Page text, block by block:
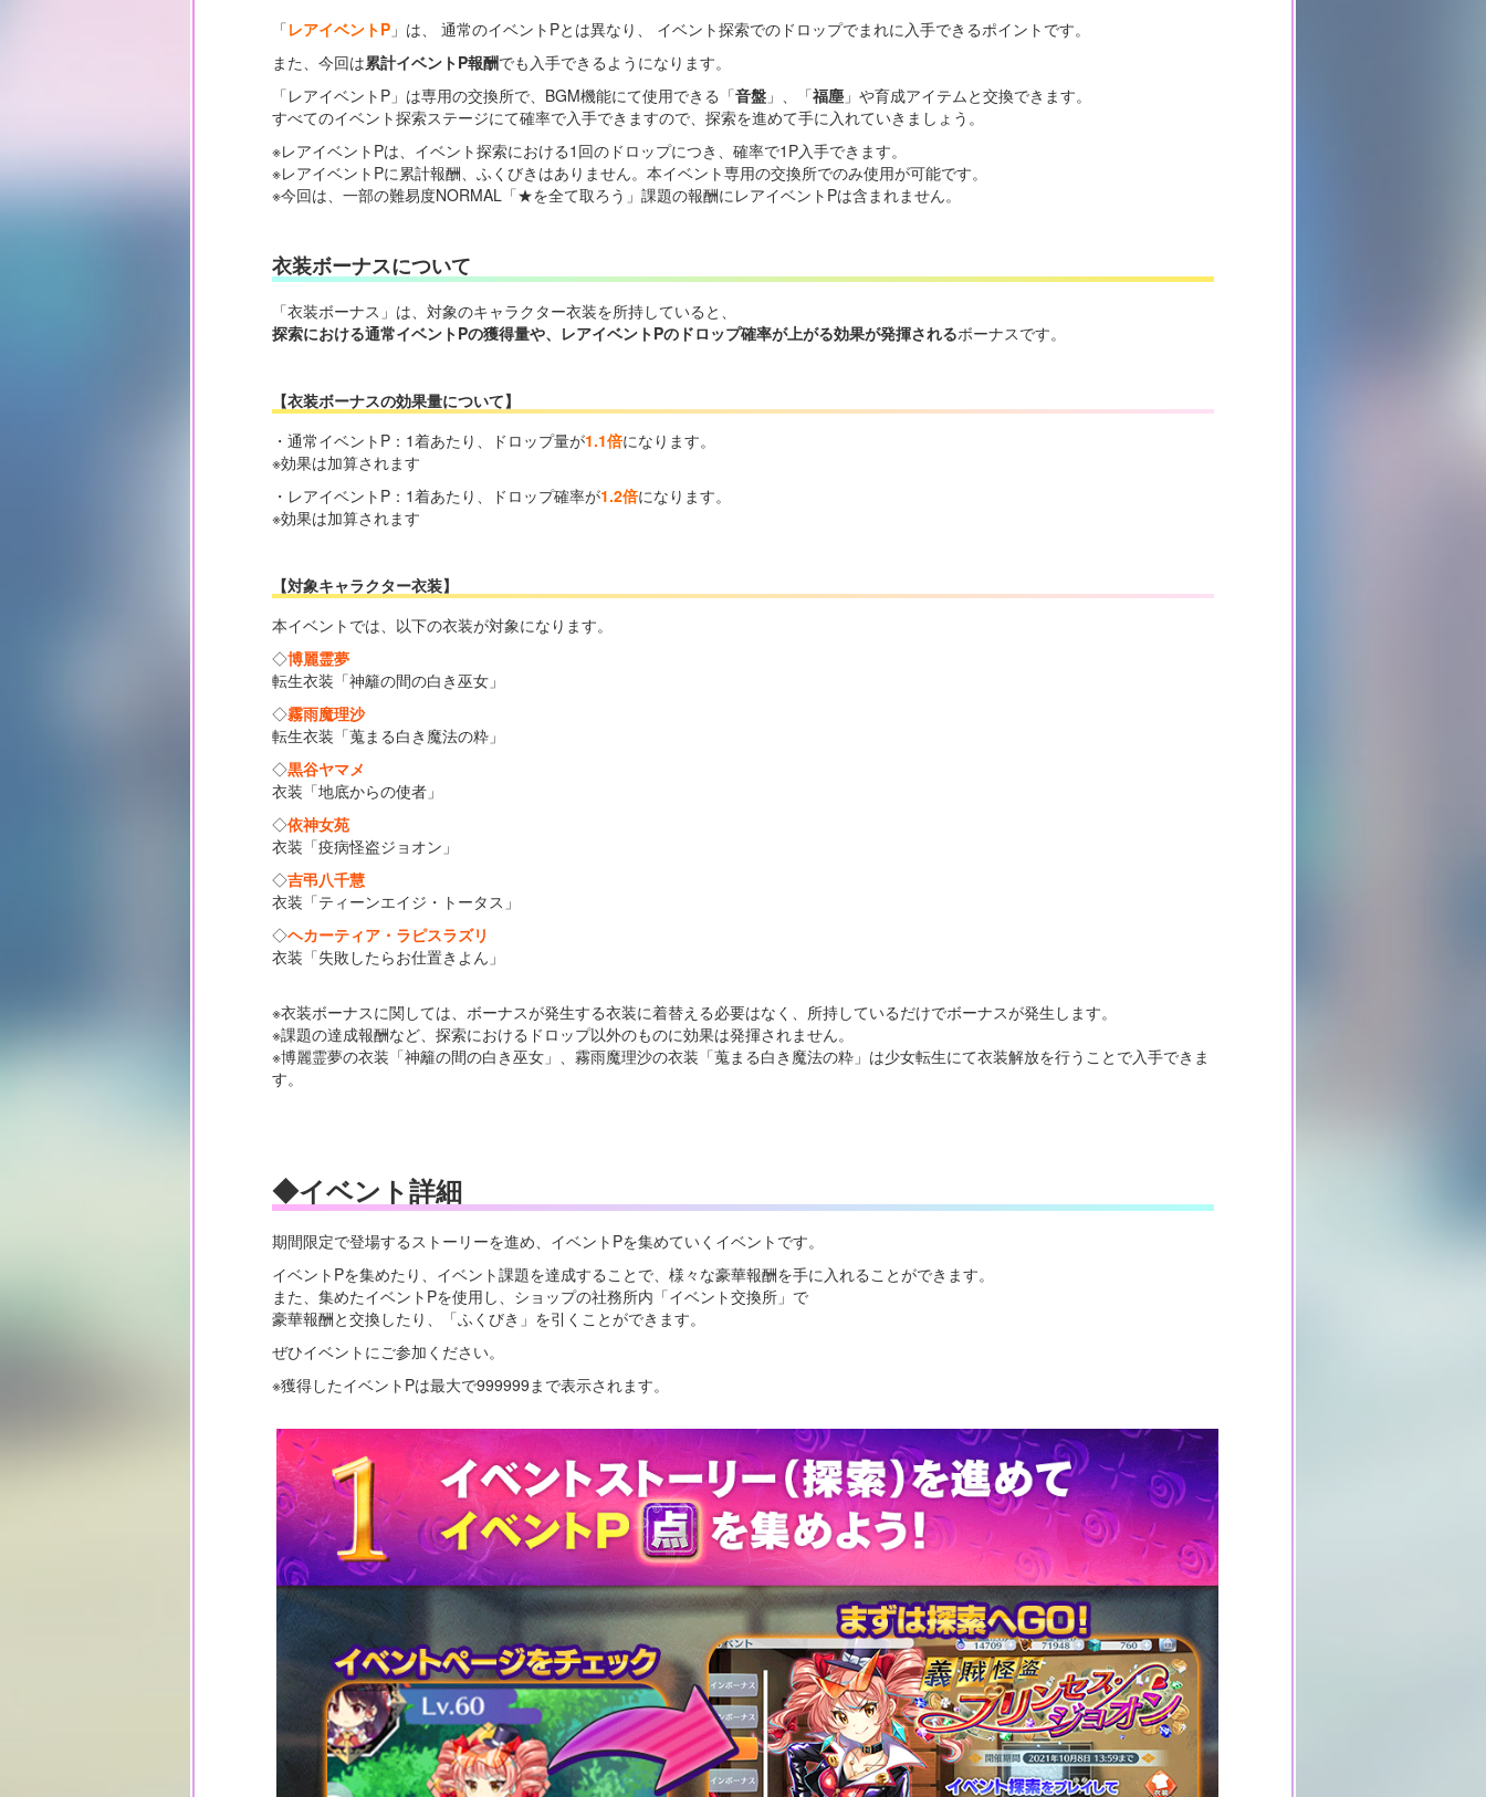
「レアイベントP 」は、 通常のイベントPとは異なり、 イベント探索でのドロップでまれに入手できるポイントです。
また、今回は累計イベントP報酬でも入手できるようになります。
「レアイベントP」は専用の交換所で、BGM機能にて使用できる「音盤 」、「福塵 」や育成アイテムと交換できます。
すべてのイベント探索ステージにて確率で入手できますので、探索を進めて手に入れていきましょう。
※レアイベントPは、イベント探索における1回のドロップにつき、確率で1P入手できます。
※レアイベントPに累計報酬、ふくびきはありません。本イベント専用の交換所でのみ使用が可能です。
※今回は、一部の難易度NORMAL「★を全て取ろう」課題の報酬にレアイベントPは含まれません。
衣装ボーナスについて
「衣装ボーナス」は、対象のキャラクター衣装を所持していると、
探索における通常イベントPの獲得量や、レアイベントPのドロップ確率が上がる効果が発揮されるボーナスです。
【衣装ボーナスの効果量について】
・通常イベントP：1着あたり、ドロップ量が1.1倍になります。
※効果は加算されます
・レアイベントP：1着あたり、ドロップ確率が1.2倍になります。
※効果は加算されます
【対象キャラクター衣装】
本イベントでは、以下の衣装が対象になります。
◇博麗霊夢
転生衣装「神籬の間の白き巫女」
◇霧雨魔理沙
転生衣装「蒐まる白き魔法の粋」
◇黒谷ヤマメ
衣装「地底からの使者」
◇依神女苑
衣装「疫病怪盗ジョオン」
◇吉弔八千慧
衣装「ティーンエイジ・トータス」
◇ヘカーティア・ラピスラズリ
衣装「失敗したらお仕置きよん」
※衣装ボーナスに関しては、ボーナスが発生する衣装に着替える必要はなく、所持しているだけでボーナスが発生します。
※課題の達成報酬など、探索におけるドロップ以外のものに効果は発揮されません。
※博麗霊夢の衣装「神籬の間の白き巫女」、霧雨魔理沙の衣装「蒐まる白き魔法の粋」は少女転生にて衣装解放を行うことで入手できま
す。
◆イベント詳細
期間限定で登場するストーリーを進め、イベントPを集めていくイベントです。
イベントPを集めたり、イベント課題を達成することで、様々な豪華報酬を手に入れることができます。
また、集めたイベントPを使用し、ショップの社務所内「イベント交換所」で
豪華報酬と交換したり、「ふくびき」を引くことができます。
ぜひイベントにご参加ください。
※獲得したイベントPは最大で999999まで表示されます。